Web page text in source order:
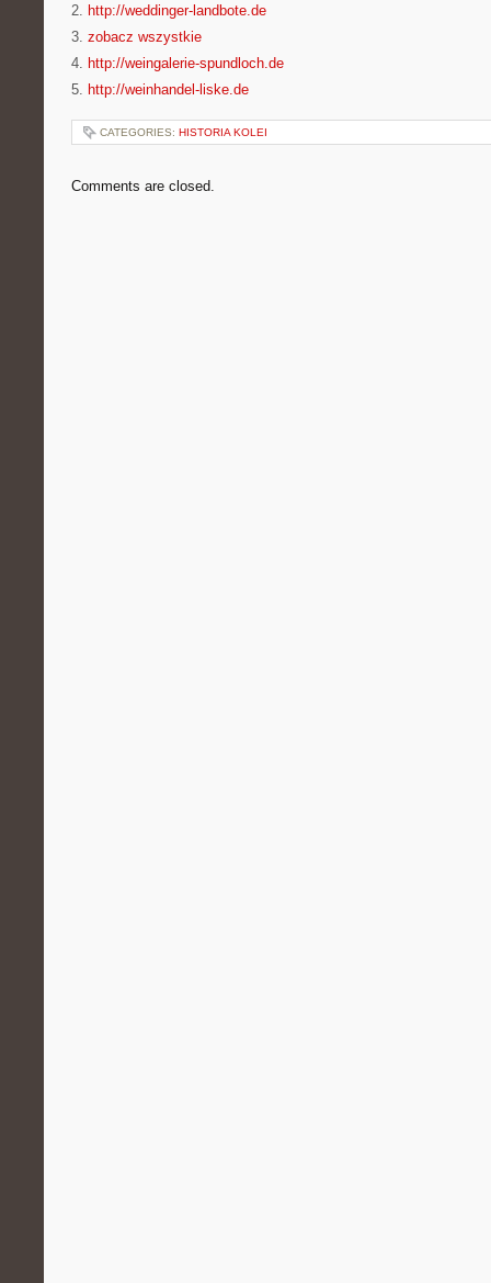
2. http://weddinger-landbote.de
3. zobacz wszystkie
4. http://weingalerie-spundloch.de
5. http://weinhandel-liske.de
CATEGORIES: HISTORIA KOLEI
Comments are closed.